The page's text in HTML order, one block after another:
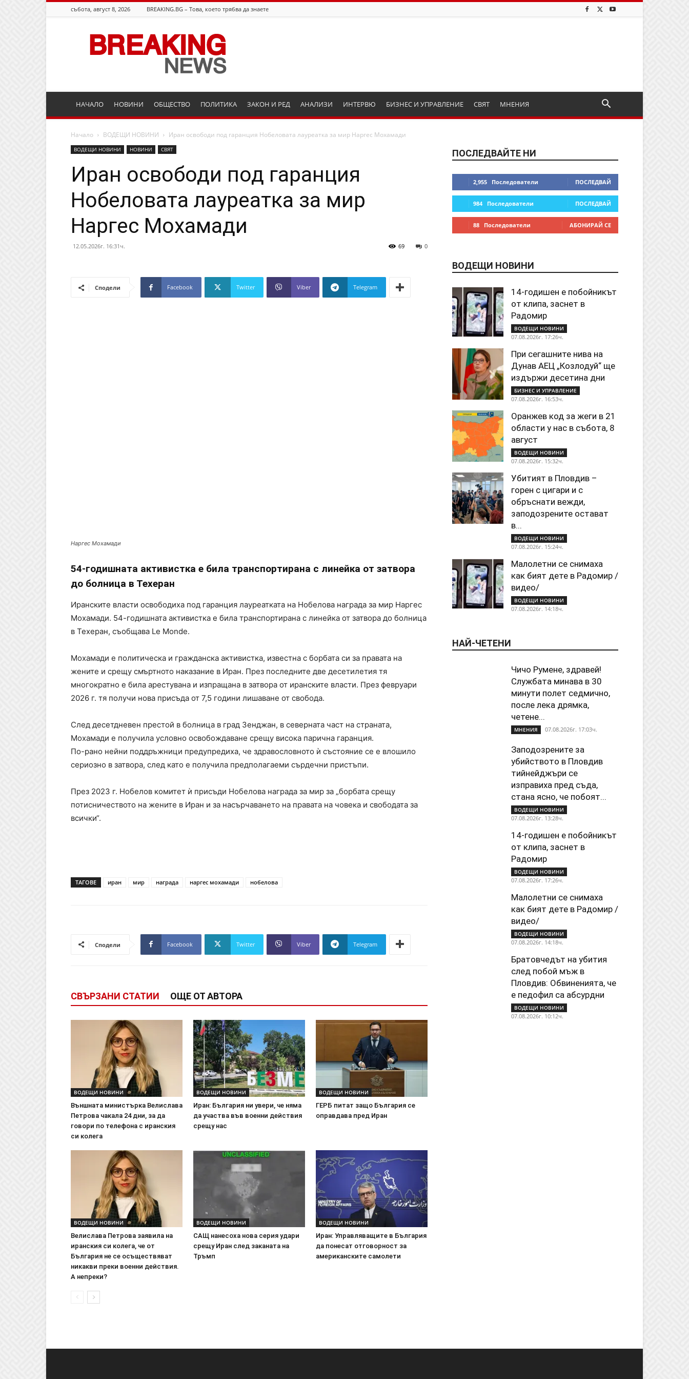
събота, август 8, 2026 BREAKING.BG – Това, което трябва да знаете
Breaking.bg
НАЧАЛО НОВИНИ ОБЩЕСТВО ПОЛИТИКА ЗАКОН И РЕД АНАЛИЗИ ИНТЕРВЮ БИЗНЕС И УПРАВЛЕНИЕ СВЯТ МНЕНИЯ
Начало ВОДЕЩИ НОВИНИ Иран освободи под гаранция Нобеловата лауреатка за мир Наргес Мохамади
ВОДЕЩИ НОВИНИ НОВИНИ СВЯТ
Иран освободи под гаранция
Нобеловата лауреатка за мир
Наргес Мохамади
12.05.2026г. 16:31ч. 0
69
Сподели Facebook Twitter Viber Telegram
Наргес Мохамади
54-годишната активистка е била транспортирана с линейка от затвора
до болница в Техеран
Иранските власти освободиха под гаранция лауреатката на Нобелова награда за мир Наргес
Мохамади. 54-годишната активистка е била транспортирана с линейка от затвора до болница
в Техеран, съобщава Le Monde.
Мохамади е политическа и гражданска активистка, известна с борбата си за правата на
жените и срещу смъртното наказание в Иран. През последните две десетилетия тя
многократно е била арестувана и изпращана в затвора от иранските власти. През февруари
2026 г. тя получи нова присъда от 7,5 години лишаване от свобода.
След десетдневен престой в болница в град Зенджан, в северната част на страната,
Мохамади е получила условно освобождаване срещу висока парична гаранция.
По-рано нейни поддръжници предупредиха, че здравословното ѝ състояние се е влошило
сериозно в затвора, след като е получила предполагаеми сърдечни пристъпи.
През 2023 г. Нобелов комитет ѝ присъди Нобелова награда за мир за „борбата срещу
потисничеството на жените в Иран и за насърчаването на правата на човека и свободата за
всички“.
ТАГОВЕ иран мир награда наргес мохамади нобелова
Сподели Facebook Twitter Viber Telegram
СВЪРЗАНИ СТАТИИ ОЩЕ ОТ АВТОРА
ВОДЕЩИ НОВИНИ
Външната министърка Велислава
Петрова чакала 24 дни, за да
говори по телефона с иранския
си колега
ВОДЕЩИ НОВИНИ
Иран: България ни увери, че няма
да участва във военни действия
срещу нас
ВОДЕЩИ НОВИНИ
ГЕРБ питат защо България се
оправдава пред Иран
ВОДЕЩИ НОВИНИ
Велислава Петрова заявила на
иранския си колега, че от
България не се осъществяват
никакви преки военни действия.
А непреки?
ВОДЕЩИ НОВИНИ
САЩ нанесоха нова серия удари
срещу Иран след заканата на
Тръмп
ВОДЕЩИ НОВИНИ
Иран: Управляващите в България
да понесат отговорност за
американските самолети
ПОСЛЕДВАЙТЕ НИ
2,955 Последователи ПОСЛЕДВАЙ
984 Последователи ПОСЛЕДВАЙ
88 Последователи АБОНИРАЙ СЕ
ВОДЕЩИ НОВИНИ
14-годишен е побойникът
от клипа, заснет в
Радомир
ВОДЕЩИ НОВИНИ
07.08.2026г. 17:26ч.
При сегашните нива на
Дунав АЕЦ „Козлодуй“ ще
издържи десетина дни
БИЗНЕС И УПРАВЛЕНИЕ
07.08.2026г. 16:53ч.
Оранжев код за жеги в 21
области у нас в събота, 8
август
ВОДЕЩИ НОВИНИ
07.08.2026г. 15:32ч.
Убитият в Пловдив –
горен с цигари и с
обръснати вежди,
заподозрените остават
в...
ВОДЕЩИ НОВИНИ
07.08.2026г. 15:24ч.
Малолетни се снимаха
как бият дете в Радомир /
видео/
ВОДЕЩИ НОВИНИ
07.08.2026г. 14:18ч.
НАЙ-ЧЕТЕНИ
Чичо Румене, здравей!
Службата минава в 30
минути полет седмично,
после лека дрямка,
четене...
МНЕНИЯ 07.08.2026г. 17:03ч.
Заподозрените за
убийството в Пловдив
тийнейджъри се
изправиха пред съда,
стана ясно, че побоят...
ВОДЕЩИ НОВИНИ
07.08.2026г. 13:28ч.
14-годишен е побойникът
от клипа, заснет в
Радомир
ВОДЕЩИ НОВИНИ
07.08.2026г. 17:26ч.
Малолетни се снимаха
как бият дете в Радомир /
видео/
ВОДЕЩИ НОВИНИ
07.08.2026г. 14:18ч.
Братовчедът на убития
след побой мъж в
Пловдив: Обвиненията, че
е педофил са абсурдни
ВОДЕЩИ НОВИНИ
07.08.2026г. 10:12ч.